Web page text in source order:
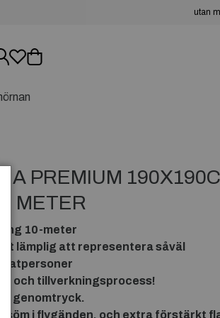
utan
PREMIUM
METER
10-meter
lämplig att representera såväl
och tillverkningsprocess!
genomtryck.
i flygänden, och extra förstärkt